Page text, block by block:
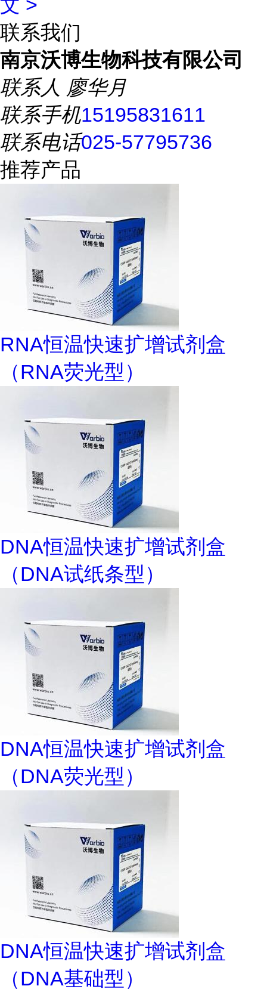
文 >
联系我们
南京沃博生物科技有限公司
联系人 廖华月
联系手机15195831611
联系电话025-57795736
推荐产品
RNA恒温快速扩增试剂盒
（RNA荧光型）
DNA恒温快速扩增试剂盒
（DNA试纸条型）
DNA恒温快速扩增试剂盒
（DNA荧光型）
DNA恒温快速扩增试剂盒
（DNA基础型）